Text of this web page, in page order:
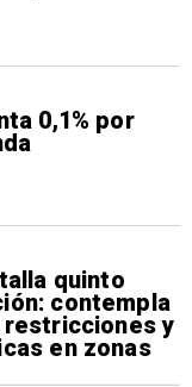
0,1% por
quinto
contempla
y
en zonas